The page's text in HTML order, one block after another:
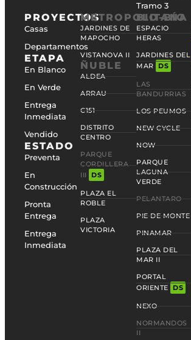
Tramo 3
PROYECTOS
Casas
Departamentos
ETAPA
En Blanco
En Verde
Entrega
Inmediata
Vendido
ESTADO
Preventa
En
Construcción
Pronta
Entrega
Entrega
Inmediata
METROPOLITANA
JARDINES DE
MAPOCHO
VISTANOVA II
ÑUBLE
ALDEA
ARRAU
C151
DISTRITO
CENTRO
PARQUE
CORDILLERA
III
DS
PLAZA EL
ROBLE
PLAZA
VICTORIA
BIO-BÍO
ESPACIO
HERAS
JARDINES DEL
MAR
DS
LAS
BANDURRIAS
LOS PEUMOS
NEW CYCLE
NOW
PARQUE
LAGUNA
VERDE
PELANTARO
PIE DE MONTE
PINAMAR
PLAZA DEL
MAR II
PORTAL
ORIENTE
DS
NEXO
NORMANDOS
II